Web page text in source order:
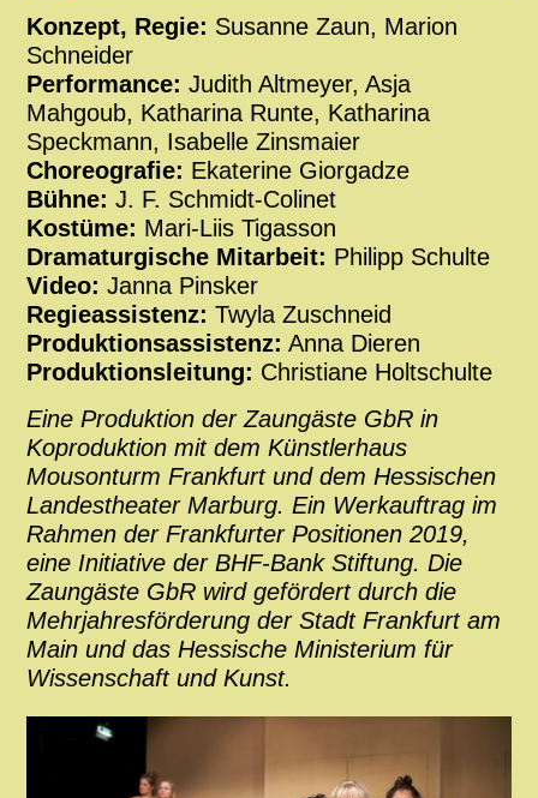
Konzept, Regie: Susanne Zaun, Marion
Schneider
Performance: Judith Altmeyer, Asja
Mahgoub, Katharina Runte, Katharina
Speckmann, Isabelle Zinsmaier
Choreografie: Ekaterine Giorgadze
Bühne: J. F. Schmidt-Colinet
Kostüme: Mari-Liis Tigasson
Dramaturgische Mitarbeit: Philipp Schulte
Video: Janna Pinsker
Regieassistenz: Twyla Zuschneid
Produktionsassistenz: Anna Dieren
Produktionsleitung: Christiane Holtschulte
Eine Produktion der Zaungäste GbR in
Koproduktion mit dem Künstlerhaus
Mousonturm Frankfurt und dem Hessischen
Landestheater Marburg. Ein Werkauftrag im
Rahmen der Frankfurter Positionen 2019,
eine Initiative der BHF-Bank Stiftung. Die
Zaungäste GbR wird gefördert durch die
Mehrjahresförderung der Stadt Frankfurt am
Main und das Hessische Ministerium für
Wissenschaft und Kunst.